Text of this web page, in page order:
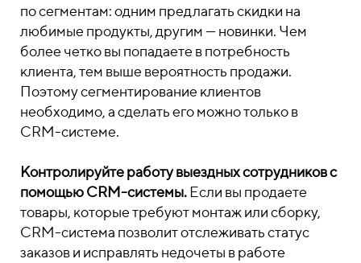
по сегментам: одним предлагать скидки на
любимые продукты, другим — новинки. Чем
более четко вы попадаете в потребность
клиента, тем выше вероятность продажи.
Поэтому сегментирование клиентов
необходимо, а сделать его можно только в
CRM-системе.
Контролируйте работу выездных сотрудников с
помощью CRM-системы.Если вы продаете
товары, которые требуют монтаж или сборку,
CRM-система позволит отслеживать статус
заказов и исправлять недочеты в работе